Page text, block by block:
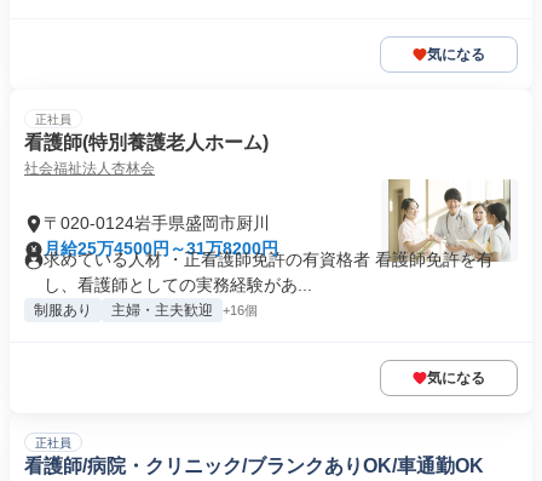
気になる
正社員
看護師(特別養護老人ホーム)
社会福祉法人杏林会
〒020-0124岩手県盛岡市厨川
月給25万4500円～31万8200円
求めている人材 ・正看護師免許の有資格者 看護師免許を有
し、看護師としての実務経験があ...
制服あり 主婦・主夫歓迎 +16個
気になる
正社員
看護師/病院・クリニック/ブランクありOK/車通勤OK